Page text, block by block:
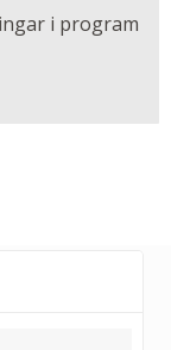
i program